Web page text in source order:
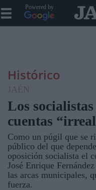
Powered by
Histórico
JAÉN
Los
cuentas
Como un púgil que se
público del que
oposición socialista el
José Enrique
las arcas municipales,
fuerza.